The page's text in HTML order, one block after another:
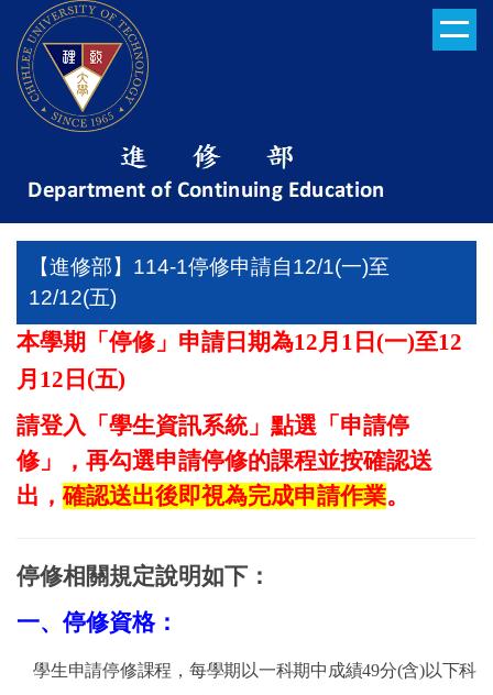
到
主
要
【進修部】114-1停修申請自12/1(一)至
12/12(五)
本學期「停修」申請日期為12月 1 日 (一)至12
月 12 日 (五)
請登入 「學生資訊系統」點選「申請停
修」，再勾選申請停修的課程並按確認送
出，確認送出後即視為完成申請作業。
停修相關規定說明如下：
一、停修資格：
學生申請停修課程，每學期以一科期中成績49分(含)以下科